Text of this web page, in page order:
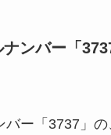
ンバー「
バー「3737」